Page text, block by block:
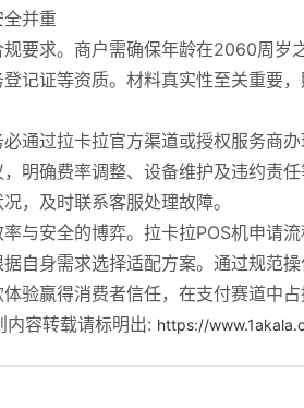
并重
要求。商户需确保年龄在2060周岁
记证等资质。材料真实性至关重要
通过拉卡拉官方渠道或授权服务商
明确费率调整、设备维护及违约责
，及时联系客服处理故障。
与安全的博弈。拉卡拉POS机申请
自身需求选择适配方案。通过规范
验赢得消费者信任，在支付赛道中占
内容转载请标明出: https://